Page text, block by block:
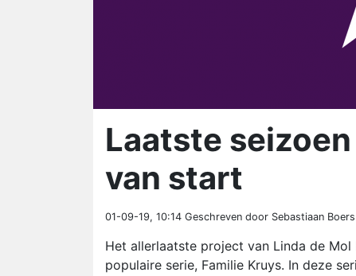
Laatste
van start
01-09-19, 10:14 Geschreven door Sebastiaan Boers
Het allerlaatste project van Linda de
populaire serie, Familie Kruys. In deze